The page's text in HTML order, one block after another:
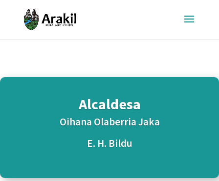
Alcaldesa
Oihana Olaberria Jaka
E. H. Bildu